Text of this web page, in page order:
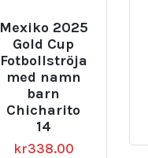
Mexiko 2025
Gold Cup
Fotbollströja
med namn
barn
Chicharito
14
kr338.00